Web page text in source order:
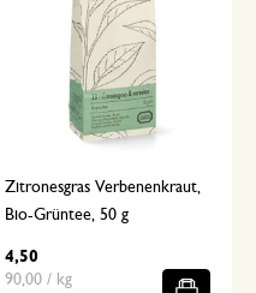
Zitronesgras Verbenenkraut,
Bio-Grüntee, 50 g
4,50
90,00 / kg